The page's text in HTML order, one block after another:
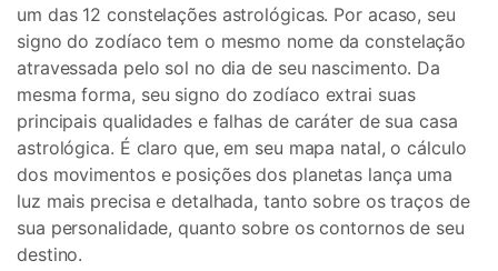
um das 12 constelações astrológicas. Por acaso, seu
signo do zodíaco tem o mesmo nome da constelação
atravessada pelo sol no dia de seu nascimento. Da
mesma forma, seu signo do zodíaco extrai suas
principais qualidades e falhas de caráter de sua casa
astrológica. É claro que, em seu mapa natal, o cálculo
dos movimentos e posições dos planetas lança uma
luz mais precisa e detalhada, tanto sobre os traços de
sua personalidade, quanto sobre os contornos de seu
destino.